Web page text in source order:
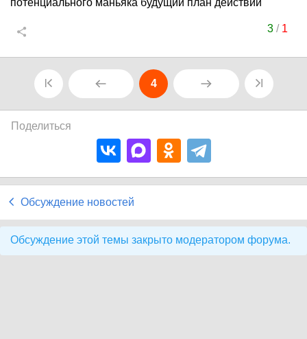
потенциального маньяка будущий план действий
3/ 1
4
Поделиться
Обсуждение новостей
Обсуждение этой темы закрыто модератором форума.